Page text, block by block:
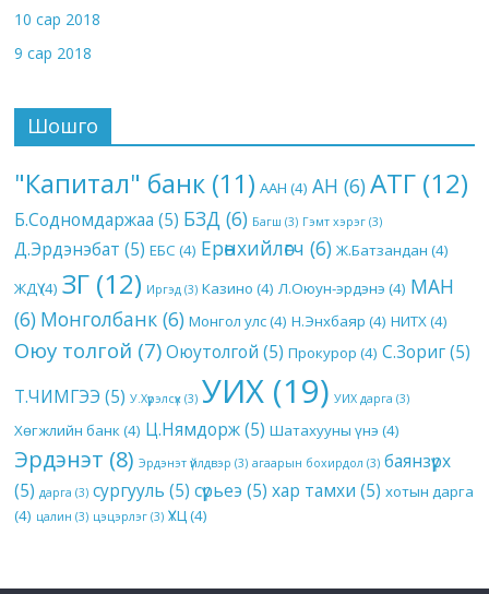
10 сар 2018
9 сар 2018
Шошго
"Капитал" банк (11) ААН (4) АН (6)АТГ (12)
Б.Содномдаржаа (5) БЗД (6) Багш (3) Гэмт хэрэг (3)
Д.Эрдэнэбат (5) ЕБС (4) Ерөнхийлөгч (6) Ж.Батзандан (4)
ЖДҮ(4) ЗГ (12) Иргэд (3) Казино (4) Л.Оюун-эрдэнэ (4) МАН
(6) Монголбанк (6) Монгол улс(4) Н.Энхбаяр (4) НИТХ(4)
Оюу толгой (7) Оюутолгой (5) Прокурор (4) С.Зориг(5)
Т.ЧИМГЭЭ (5) У.Хүрэлсүх (3) УИХ (19) УИХ дарга (3)
Хөгжлийн банк(4) Ц.Нямдорж(5) Шатахууны үнэ (4)
Эрдэнэт (8) Эрдэнэт үйлдвэр (3) агаарын бохирдол (3) баянзүрх
(5) дарга (3) сургууль (5) сүрьеэ (5) хар тамхи (5) хотын дарга
(4) цалин (3) цэцэрлэг (3) ҮХЦ(4)